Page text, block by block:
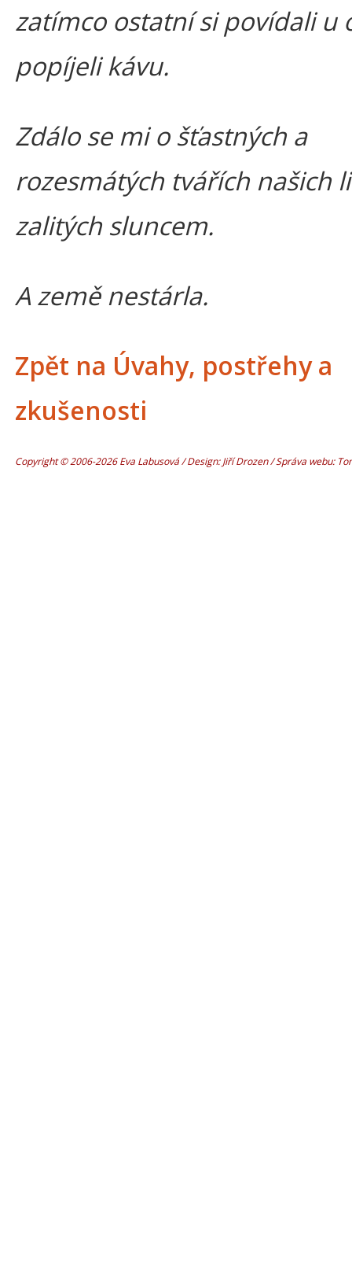
zatímco ostatní si povídali u
popíjeli kávu.
Zdálo se mi o šťastných a
rozesmátých tvářích našich
zalitých sluncem.
A země nestárla.
Zpět na Úvahy, postřehy a
zkušenosti
Copyright © 2006-2026 Eva Labusová / Design: Jiří Drozen / Správa webu: